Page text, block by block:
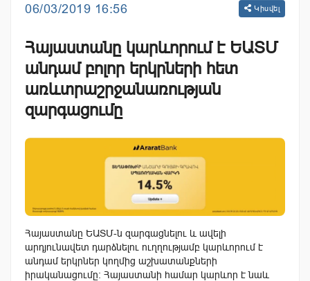
06/03/2019 16:56 Կիսվել
Հայաստանը կարևորում է ԵԱՏՄ
անդամ բոլոր երկրների հետ
առևտրաշրջանառության
զարգացումը
Հայաստանը ԵԱՏՄ-ն զարգացնելու և ավելի
արդյունավետ դարձնելու ուղղությամբ կարևորում է
անդամ երկրներ կողմից աշխատանքների
իրականացումը: Հայաստանի համար կարևոր է նաև